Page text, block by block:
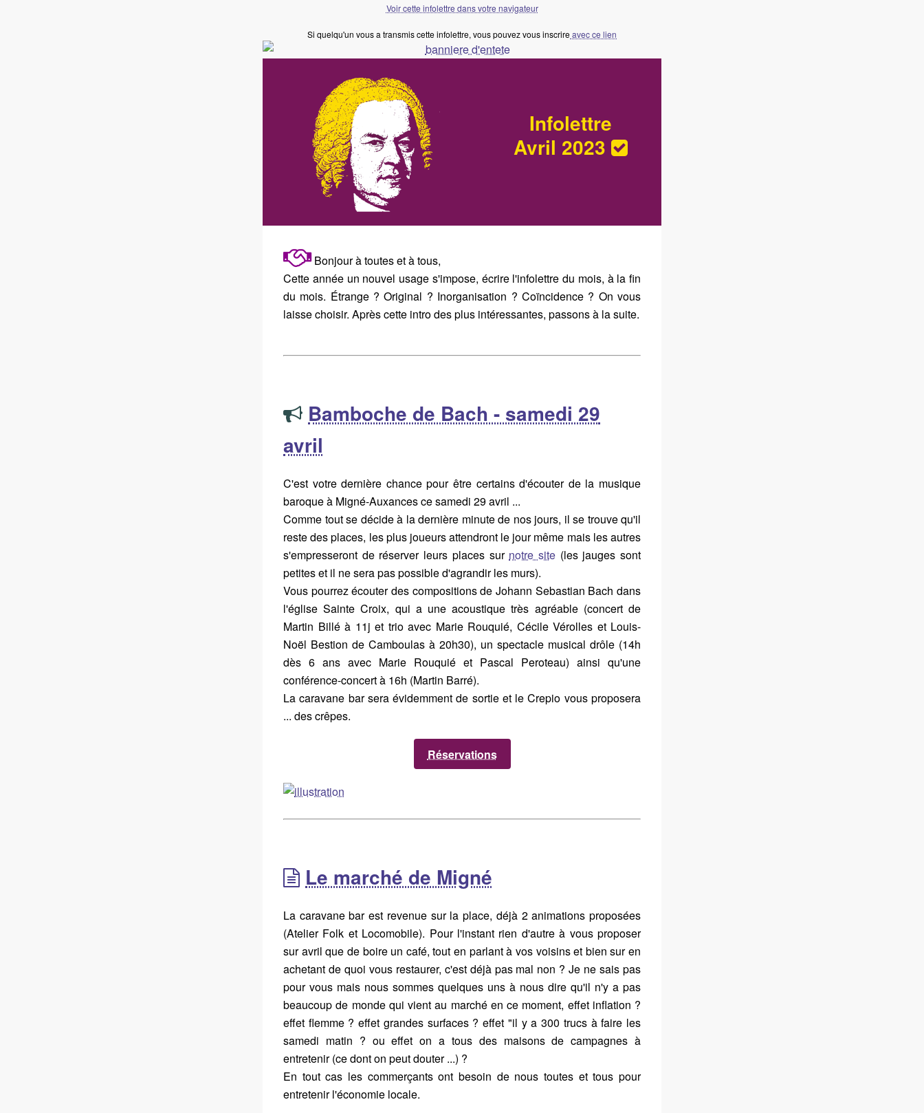
Voir cette infolettre dans votre navigateur
Si quelqu'un vous a transmis cette infolettre, vous pouvez vous inscrireavec ce lien
Infolettre
Avril 2023
Bonjour à toutes et à tous,
Cette année un nouvel usage s'impose, écrire l'infolettre du mois, à la fin
du mois. Étrange ? Original ? Inorganisation ? Coïncidence ? On vous
laisse choisir. Après cette intro des plus intéressantes, passons à la suite.
Bamboche de Bach - samedi 29
avril
C'est votre dernière chance pour être certains d'écouter de la musique
baroque à Migné-Auxances ce samedi 29 avril ...
Comme tout se décide à la dernière minute de nos jours, il se trouve qu'il
reste des places, les plus joueurs attendront le jour même mais les autres
s'empresseront de réserver leurs places sur notre site(les jauges sont
petites et il ne sera pas possible d'agrandir les murs).
Vous pourrez écouter des compositions de Johann Sebastian Bach dans
l'église Sainte Croix, qui a une acoustique très agréable (concert de
Martin Billé à 11j et trio avec Marie Rouquié, Cécile Vérolles et Louis-
Noël Bestion de Camboulas à 20h30), un spectacle musical drôle (14h
dès 6 ans avec Marie Rouquié et Pascal Peroteau) ainsi qu'une
conférence-concert à 16h (Martin Barré).
La caravane bar sera évidemment de sortie et le Crepio vous proposera
... des crêpes.
Réservations
Le marché de Migné
La caravane bar est revenue sur la place, déjà 2 animations proposées
(Atelier Folk et Locomobile). Pour l'instant rien d'autre à vous proposer
sur avril que de boire un café, tout en parlant à vos voisins et bien sur en
achetant de quoi vous restaurer, c'est déjà pas mal non ? Je ne sais pas
pour vous mais nous sommes quelques uns à nous dire qu'il n'y a pas
beaucoup de monde qui vient au marché en ce moment, effet inflation ?
effet flemme ? effet grandes surfaces ? effet "il y a 300 trucs à faire les
samedi matin ? ou effet on a tous des maisons de campagnes à
entretenir (ce dont on peut douter ...) ?
En tout cas les commerçants ont besoin de nous toutes et tous pour
entretenir l'économie locale.